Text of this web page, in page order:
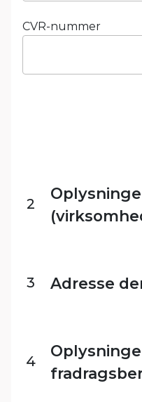
CVR-nummer
2
3 Adresse
4